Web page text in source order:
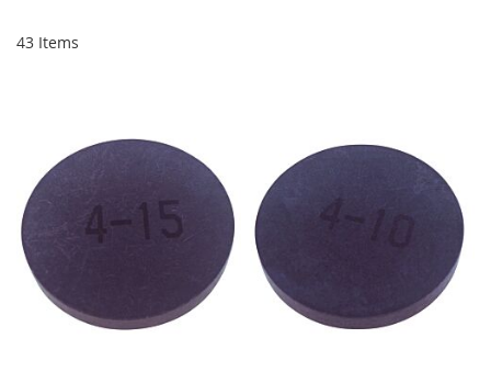
43 Items